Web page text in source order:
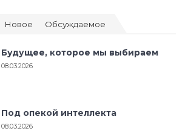
Новое Обсуждаемое
Будущее, которое мы выбираем
08.03.2026
Под опекой интеллекта
08.03.2026